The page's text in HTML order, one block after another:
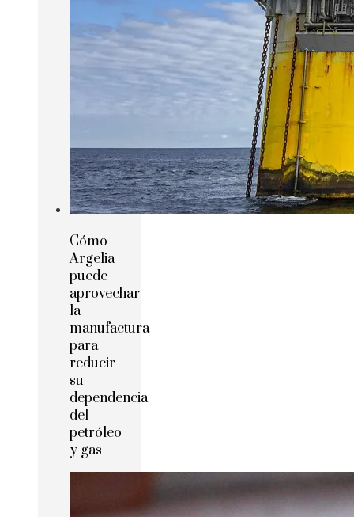
Cómo
Argelia
puede
aprovechar
la
manufactura
para
reducir
su
dependencia
del
petróleo
y gas